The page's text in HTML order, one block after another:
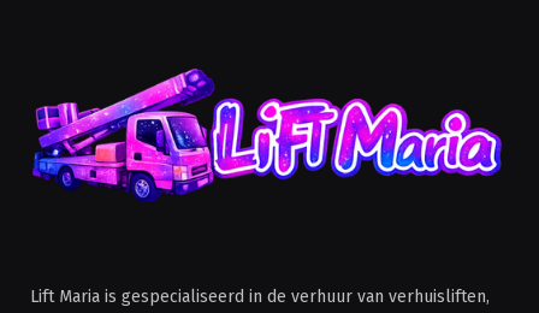
Lift Maria is gespecialiseerd in de verhuur van verhuisliften,